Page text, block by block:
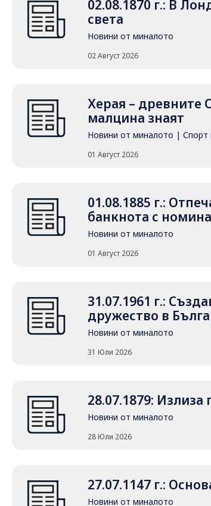
02.08.1870 г.: В
света
Новини от миналото
02 Август 2026
Херая – древните
малцина знаят
Новини от миналото | Спорт
01 Август 2026
01.08.1885 г.:
банкнота с
Новини от миналото
01 Август 2026
31.07.1961 г.:
дружество в
Новини от миналото
31 Юли 2026
28.07.1879:
Новини от миналото
28 Юли 2026
27.07.1147 г.:
Новини от миналото